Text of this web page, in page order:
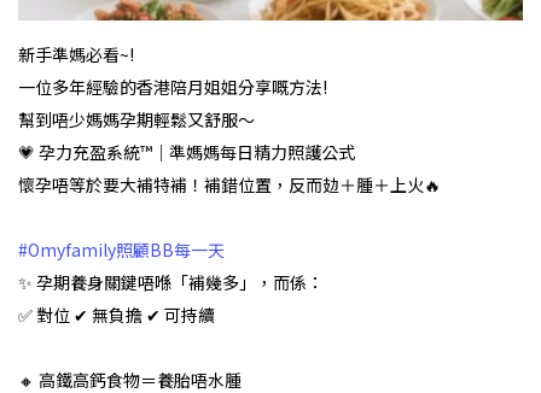
新手準媽必看~!
一位多年經驗的香港陪月姐姐分享嘅方法!
幫到唔少媽媽孕期輕鬆又舒服～
💗 孕力充盈系統™｜準媽媽每日精力照護公式
懷孕唔等於要大補特補！補錯位置，反而攰＋腫＋上火🔥
#Omyfamily照顧BB每一天
✨ 孕期養身關鍵唔喺「補幾多」，而係：
✅ 對位 ✔ 無負擔 ✔ 可持續
🔸 高鐵高鈣食物＝養胎唔水腫